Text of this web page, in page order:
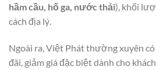
hầm cầu, hố ga, nước thải), khối
cách địa lý.
Ngoài ra, Việt Phát thường xuyên
đãi, giảm giá đặc biệt dành cho